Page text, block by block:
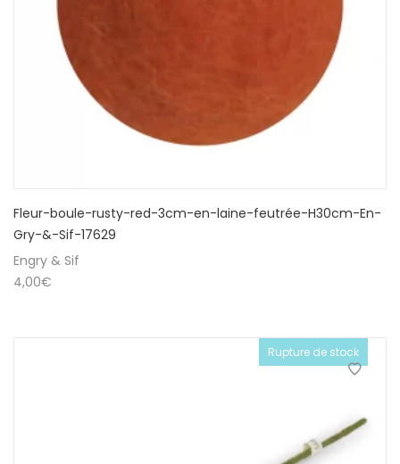
Fleur-boule-rusty-red-3cm-en-laine-feutrée-H30cm-En-
Gry-&-Sif-17629
Engry & Sif
4,00€
Rupture de stock